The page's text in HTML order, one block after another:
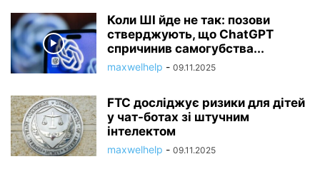
Коли ШІ йде не так: позови
стверджують, що ChatGPT
спричинив самогубства...
maxwelhelp - 09.11.2025
FTC досліджує ризики для дітей
у чат-ботах зі штучним
інтелектом
maxwelhelp - 09.11.2025